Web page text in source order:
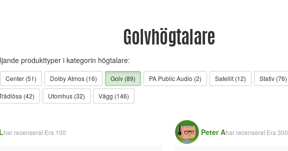
Golvhögtalare
produkttyper i kategorin högtalare:
Center (51) Dolby Atmos (16) Golv (89) PA Public Audio (2) Satellit (12) Stativ (76)
(42) Utomhus (32) Vägg (146)
har recenserat Era 100 Peter Ahar recenserat Era 300